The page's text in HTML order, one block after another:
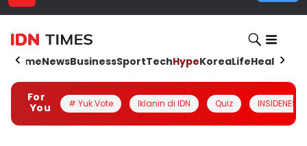
HomeNewsBusinessSportTechHypeKoreaLifeHealth
For
You
# Yuk Vote Iklanin di IDN Quiz INSIDENESIA